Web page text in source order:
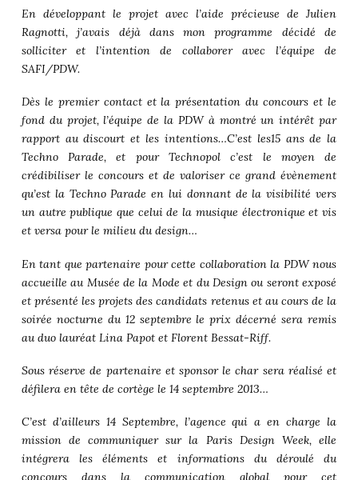
En développant le projet avec l’aide précieuse de Julien
Ragnotti, j’avais déjà dans mon programme décidé de
solliciter et l’intention de collaborer avec l’équipe de
SAFI/PDW.
Dès le premier contact et la présentation du concours et le
fond du projet, l’équipe de la PDW à montré un intérêt par
rapport au discourt et les intentions…C’est les15 ans de la
Techno Parade, et pour Technopol c’est le moyen de
crédibiliser le concours et de valoriser ce grand évènement
qu’est la Techno Parade en lui donnant de la visibilité vers
un autre publique que celui de la musique électronique et vis
et versa pour le milieu du design…
En tant que partenaire pour cette collaboration la PDW nous
accueille au Musée de la Mode et du Design ou seront exposé
et présenté les projets des candidats retenus et au cours de la
soirée nocturne du 12 septembre le prix décerné sera remis
au duo lauréat Lina Papot et Florent Bessat-Riff.
Sous réserve de partenaire et sponsor le char sera réalisé et
défilera en tête de cortège le 14 septembre 2013…
C’est d’ailleurs 14 Septembre, l’agence qui a en charge la
mission de communiquer sur la Paris Design Week, elle
intégrera les éléments et informations du déroulé du